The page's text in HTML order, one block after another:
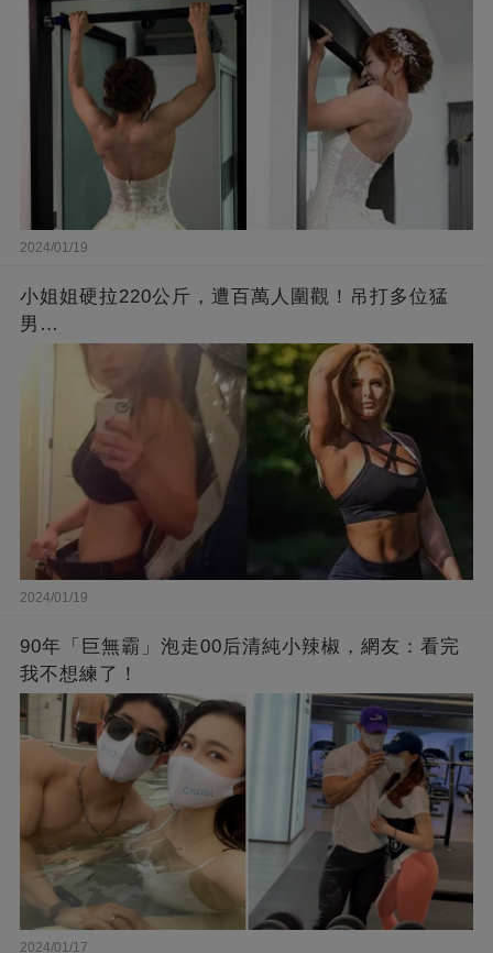
2024/01/19
小姐姐硬拉220公斤，遭百萬人圍觀！吊打多位猛
男…
2024/01/19
90年「巨無霸」泡走00后清純小辣椒，網友：看完
我不想練了！
2024/01/17